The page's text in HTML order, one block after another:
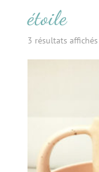
étoile
3 résultats affichés